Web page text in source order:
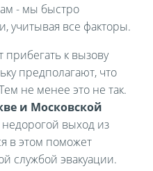
- мы быстро
учитывая все факторы.
к вызову
предполагают, что
не менее это не так.
и Московской
выход из
в этом поможет
службой эвакуации.